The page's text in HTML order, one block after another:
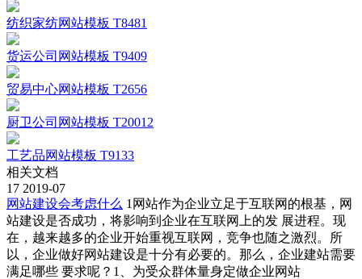
纺织家纺网站模板 T8481
货运公司网站模板 T9409
贸易中心网站模板 T2656
厨卫公司网站模板 T20012
工艺品网站模板 T9133
相关文档
17 2019-07
网站建设会考虑什么 1网站作为企业立足于互联网的根基，网
站建设是否成功，将影响到企业在互联网上的发 展进程。现
在，越来越多的企业开始重视互联网，竞争也随之激烈。所
以，企业做好网站建设是十分有必要的。那么，企业建站需要
满足哪些 要求呢？1、为受众群体量身定做企业网站